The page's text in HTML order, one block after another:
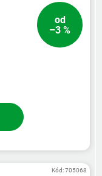
od
–3 %
Kód:705068